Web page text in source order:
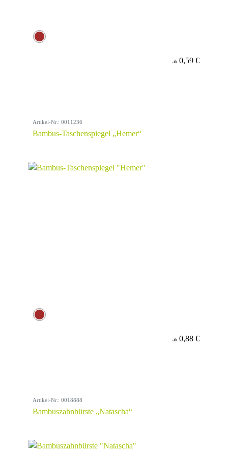
ab 0,59 €
Artikel-Nr.: 0011236
Bambus-Taschenspiegel „Hemer“
ab 0,88 €
Artikel-Nr.: 0018888
Bambuszahnbürste „Natascha“